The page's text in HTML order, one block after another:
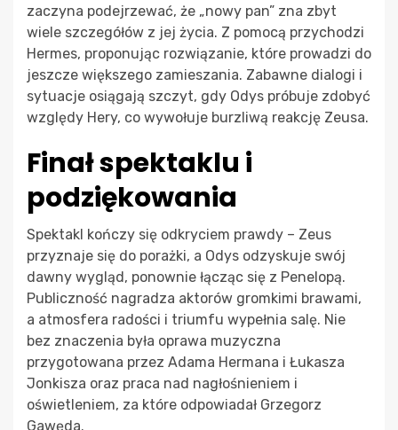
zaczyna podejrzewać, że „nowy pan” zna zbyt
wiele szczegółów z jej życia. Z pomocą przychodzi
Hermes, proponując rozwiązanie, które prowadzi do
jeszcze większego zamieszania. Zabawne dialogi i
sytuacje osiągają szczyt, gdy Odys próbuje zdobyć
względy Hery, co wywołuje burzliwą reakcję Zeusa.
Finał spektaklu i
podziękowania
Spektakl kończy się odkryciem prawdy – Zeus
przyznaje się do porażki, a Odys odzyskuje swój
dawny wygląd, ponownie łącząc się z Penelopą.
Publiczność nagradza aktorów gromkimi brawami,
a atmosfera radości i triumfu wypełnia salę. Nie
bez znaczenia była oprawa muzyczna
przygotowana przez Adama Hermana i Łukasza
Jonkisza oraz praca nad nagłośnieniem i
oświetleniem, za które odpowiadał Grzegorz
Gawęda.